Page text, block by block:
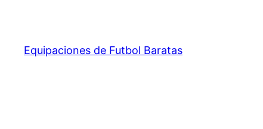
contenido
Equipaciones de Futbol Baratas